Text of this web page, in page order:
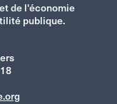
de l'économie
publique.